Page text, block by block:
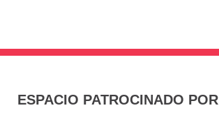
ESPACIO PATROCINADO POR